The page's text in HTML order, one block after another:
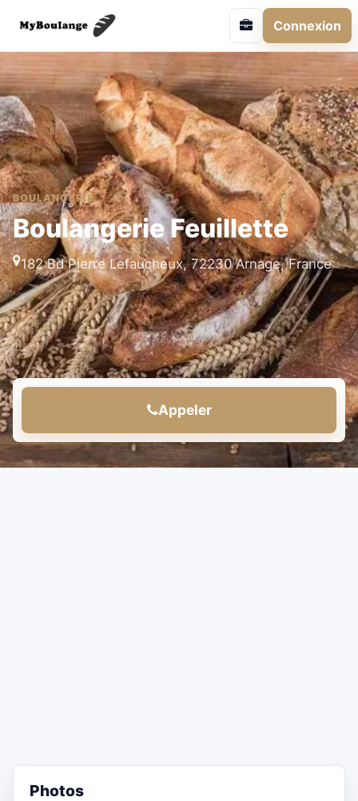
Connexion
BOULANGERIE
Boulangerie Feuillette
182 Bd Pierre Lefaucheux, 72230 Arnage, France
Appeler
Photos